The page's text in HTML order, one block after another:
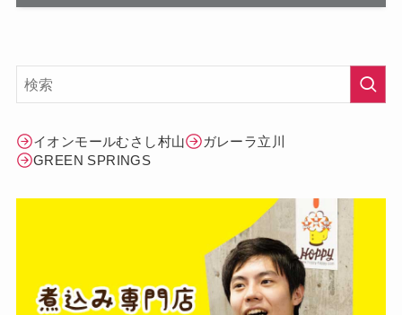
イオンモールむさし村山
ガレーラ立川
GREEN SPRINGS